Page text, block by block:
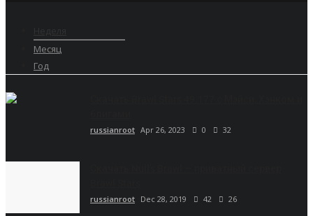
Месяц
Год
russianroot Apr 26, 2023 0 32
russianroot Dec 28, 2019 42 26